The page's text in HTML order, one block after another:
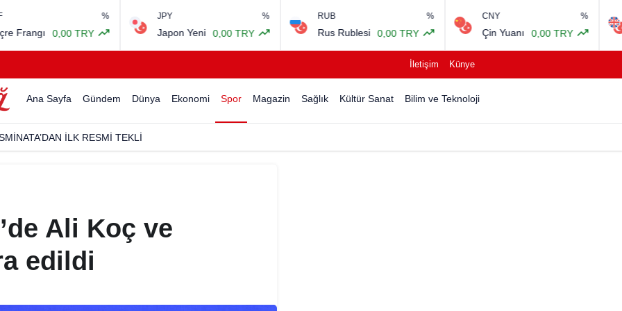
0,00 TRY Japon Yeni 0,00 TRY Rus Rublesi 0,00 TRY
CNY
Çin Yuanı 0,00 TRY
İletişim Künye
Ana Sayfa Gündem Dünya Ekonomi Spor Magazin Sağlık Kültür Sanat Bilim ve Teknoloji
İLK RESMİ TEKLİ
Ali Koç ve
edildi